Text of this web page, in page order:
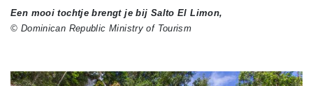
Een mooi tochtje brengt je bij Salto El Limon,
© Dominican Republic Ministry of Tourism